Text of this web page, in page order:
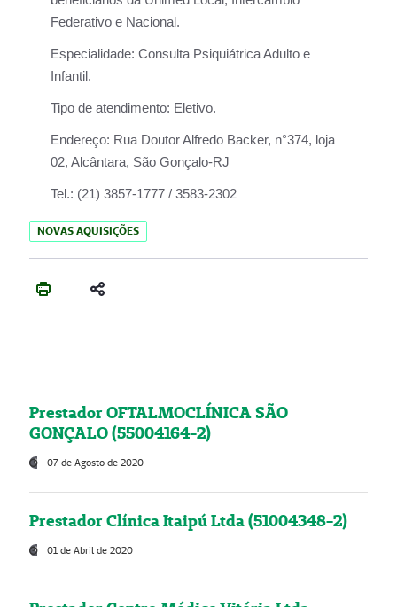
Federativo e Nacional.
Especialidade: Consulta Psiquiátrica Adulto e
Infantil.
Tipo de atendimento: Eletivo.
Endereço: Rua Doutor Alfredo Backer, n°374, loja
02, Alcântara, São Gonçalo-RJ
Tel.: (21) 3857-1777 / 3583-2302
NOVAS AQUISIÇÕES
Prestador OFTALMOCLÍNICA SÃO
GONÇALO (55004164-2)
07 de Agosto de 2020
Prestador Clínica Itaipú Ltda (51004348-2)
01 de Abril de 2020